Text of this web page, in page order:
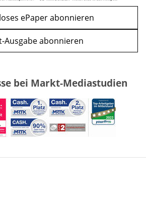
ePaper abonnieren
Ausgabe abonnieren
bei Markt-Mediastudien